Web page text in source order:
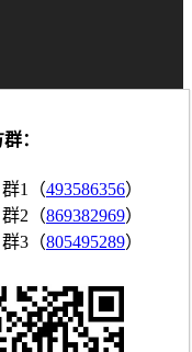
：
1（493586356）
2（869382969）
3（805495289）